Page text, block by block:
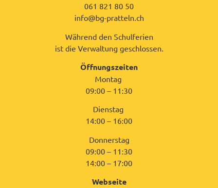
061 821 80 50
info@bg-pratteln.ch
Während den Schulferien
ist die Verwaltung geschlossen.
Öffnungszeiten
Montag
09:00 – 11:30
Dienstag
14:00 – 16:00
Donnerstag
09:00 – 11:30
14:00 – 17:00
Webseite